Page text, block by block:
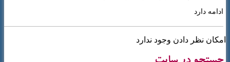
ادامه دارد
امکان نظر دادن وجود ندارد